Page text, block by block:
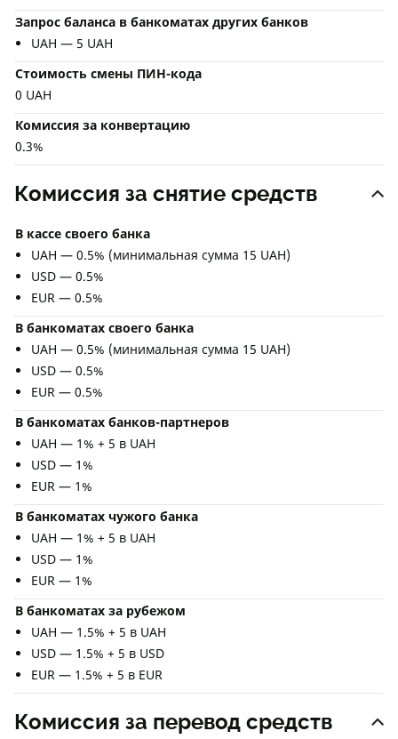
Запрос баланса в банкоматах других банков
UAH — 5 UAH
Стоимость смены ПИН-кода
0 UAH
Комиссия за конвертацию
0.3%
Комиссия за снятие средств
В кассе своего банка
UAH — 0.5% (минимальная сумма 15 UAH)
USD — 0.5%
EUR — 0.5%
В банкоматах своего банка
UAH — 0.5% (минимальная сумма 15 UAH)
USD — 0.5%
EUR — 0.5%
В банкоматах банков-партнеров
UAH — 1% + 5 в UAH
USD — 1%
EUR — 1%
В банкоматах чужого банка
UAH — 1% + 5 в UAH
USD — 1%
EUR — 1%
В банкоматах за рубежом
UAH — 1.5% + 5 в UAH
USD — 1.5% + 5 в USD
EUR — 1.5% + 5 в EUR
Комиссия за перевод средств